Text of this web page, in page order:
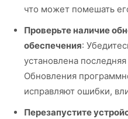
что может помешать
Проверьте наличие
обеспечения:
установлена
Обновления
исправляют ошибки,
Перезапустите